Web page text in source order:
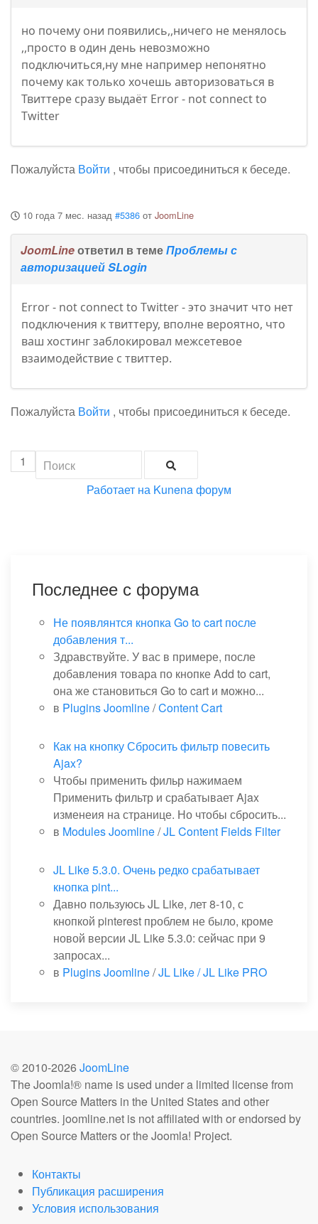
но почему они появились,,ничего не менялось
,,просто в один день невозможно
подключиться,ну мне например непонятно
почему как только хочешь авторизоваться в
Твиттере сразу выдаёт Error - not connect to
Twitter
Пожалуйста Войти , чтобы присоединиться к беседе.
10 года 7 мес. назад #5386 от JoomLine
JoomLineответил в темеПроблемы с
авторизацией SLogin
Error - not connect to Twitter - это значит что нет
подключения к твиттеру, вполне вероятно, что
ваш хостинг заблокировал межсетевое
взаимодействие с твиттер.
Пожалуйста Войти , чтобы присоединиться к беседе.
1
Работает на Kunena форум
Последнее с форума
Не появлянтся кнопка Go to cart после
добавления т...
Здравствуйте. У вас в примере, после
добавления товара по кнопке Add to cart,
она же становиться Go to cart и можно...
в Plugins Joomline/Content Cart
Как на кнопку Сбросить фильтр повесить
Ajax?
Чтобы применить фильр нажимаем
Применить фильтр и срабатывает Ajax
изменеия на странице. Но чтобы сбросить...
в Modules Joomline/JL Content Fields Filter
JL Like 5.3.0. Очень редко срабатывает
кнопка pint...
Давно пользуюсь JL Like, лет 8-10, с
кнопкой pinterest проблем не было, кроме
новой версии JL Like 5.3.0: сейчас при 9
запросах...
в Plugins Joomline/JL Like / JL Like PRO
© 2010-2026 JoomLine
The Joomla!® name is used under a limited license from
Open Source Matters in the United States and other
countries. joomline.net is not affiliated with or endorsed by
Open Source Matters or the Joomla! Project.
Контакты
Публикация расширения
Условия использования